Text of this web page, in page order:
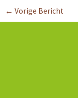
← Vorige Bericht